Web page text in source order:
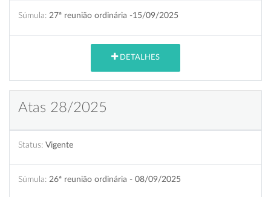
Súmula: 27ª reunião ordinária -15/09/2025
DETALHES
Atas 28/2025
Status: Vigente
Súmula: 26ª reunião ordinária - 08/09/2025